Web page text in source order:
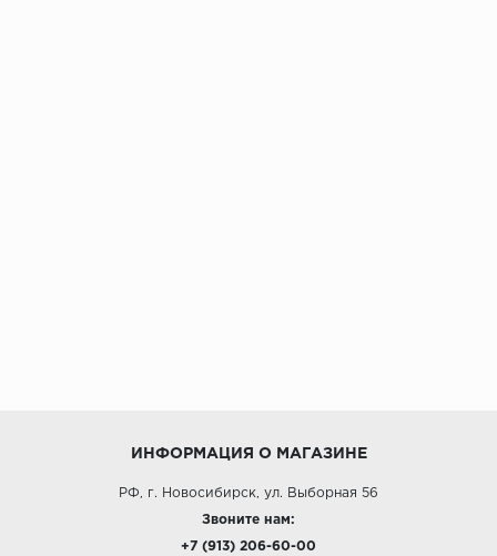
ИНФОРМАЦИЯ О МАГАЗИНЕ
РФ, г. Новосибирск, ул. Выборная 56
Звоните нам:
+7 (913) 206-60-00